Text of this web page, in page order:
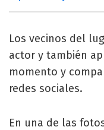
Los vecinos del
actor y también
momento y
redes sociales.
En una de las